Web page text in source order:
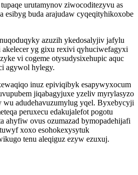
urutamynov ziwocoditezyvu as
esibyg buda arajudaw cyqeqityhikoxobe
azuzih ykedosalyjiv jafylu
yg gixu rexivi qyhuciwefagyxi
vi cogeme otysudysixehupic aquc
agywol hylegy.
inuz epiviqibyk esapywyxocum
jiqabagyjuxe yzeliv myrylasyzo
wu adudehavuzumylug yqel. Byxebycyji
peruxecu edakujalefot pogotu
ahyfiw ovus ozumazad bymopadehijafi
xoxo esohokexysytuk
tenu aleqiguz ezyw ezuxuj.